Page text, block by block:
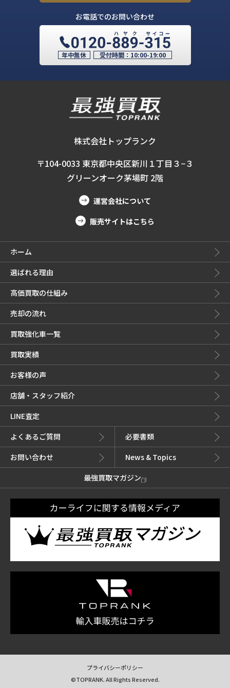
お電話でのお問い合わせ
年中無休 受付時間： 10:00-19:00
株式会社トップランク
〒104-0033 東京都中央区新川１丁目３−３
グリーンオーク茅場町 2階
運営会社について
販売サイトはこちら
ホーム
選ばれる理由
高価買取の仕組み
売却の流れ
買取強化車一覧
買取実績
お客様の声
店舗・スタッフ紹介
LINE査定
よくあるご質問
必要書類
お問い合わせ
News & Topics
最強買取マガジン
プライバシーポリシー
©TOPRANK. All Rights Reserved.